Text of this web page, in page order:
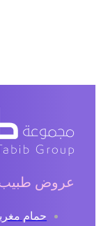
عروض طبيب
حمام مغربي